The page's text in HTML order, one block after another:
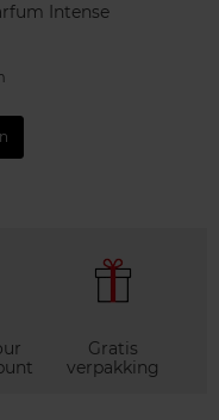
Intense
Gratis
verpakking